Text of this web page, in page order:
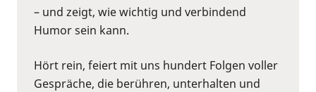
– und zeigt, wie wichtig und verbindend
Humor sein kann.
Hört rein, feiert mit uns hundert Folgen voller
Gespräche, die berühren, unterhalten und